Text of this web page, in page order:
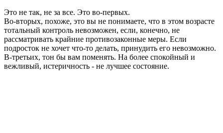
Это не так, не за все. Это во-первых.
Во-вторых, похоже, это вы не понимаете, что в этом возрасте
тотальный контроль невозможен, если, конечно, не
рассматривать крайние противозаконные меры. Если
подросток не хочет что-то делать, принудить его невозможно.
В-третьих, тон бы вам поменять. На более спокойный и
вежливый, истеричность - не лучшее состояние.